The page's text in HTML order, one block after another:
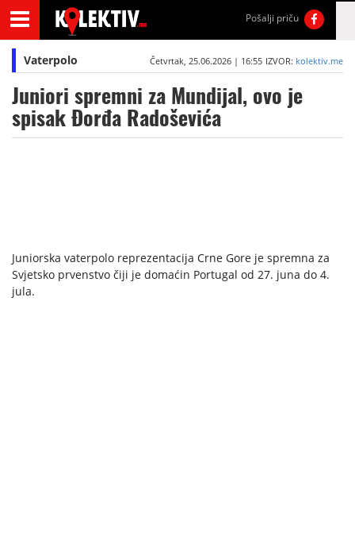
Pošalji priču
Vaterpolo Četvrtak, 25.06.2026 | 16:55 IZVOR: kolektiv.me
Juniori spremni za Mundijal, ovo je
spisak Đorđa Radoševića
Juniorska vaterpolo reprezentacija Crne Gore je spremna za
Svjetsko prvenstvo čiji je domaćin Portugal od 27. juna do 4.
jula.